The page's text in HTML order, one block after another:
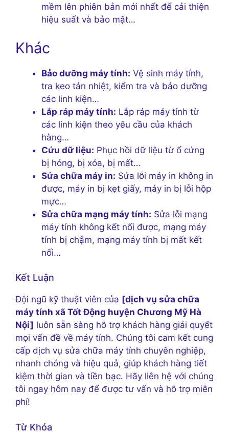
mềm lên phiên bản mới nhất để cải thiện
hiệu suất và bảo mật…
Khác
Bảo dưỡng máy tính: Vệ sinh máy tính,
tra keo tản nhiệt, kiểm tra và bảo dưỡng
các linh kiện…
Lắp ráp máy tính: Lắp ráp máy tính từ
các linh kiện theo yêu cầu của khách
hàng…
Cứu dữ liệu: Phục hồi dữ liệu từ ổ cứng
bị hỏng, bị xóa, bị mất…
Sửa chữa máy in: Sửa lỗi máy in không in
được, máy in bị kẹt giấy, máy in bị lỗi hộp
mực…
Sửa chữa mạng máy tính: Sửa lỗi mạng
máy tính không kết nối được, mạng máy
tính bị chậm, mạng máy tính bị mất kết
nối…
Kết Luận
Đội ngũ kỹ thuật viên của [dịch vụ sửa chữa
máy tính xã Tốt Động huyện Chương Mỹ Hà
Nội] luôn sẵn sàng hỗ trợ khách hàng giải quyết
mọi vấn đề về máy tính. Chúng tôi cam kết cung
cấp dịch vụ sửa chữa máy tính chuyên nghiệp,
nhanh chóng và hiệu quả, giúp khách hàng tiết
kiệm thời gian và tiền bạc. Hãy liên hệ với chúng
tôi ngay hôm nay để được tư vấn và hỗ trợ miễn
phí!
Từ Khóa